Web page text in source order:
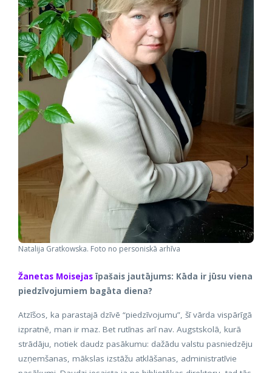
Natalija Gratkowska. Foto no personiskā arhīva
Žanetas Moisejas īpašais jautājums: Kāda ir jūsu viena
piedzīvojumiem bagāta diena?
Atzīšos, ka parastajā dzīvē “piedzīvojumu”, šī vārda vispārīgā
izpratnē, man ir maz. Bet rutīnas arī nav. Augstskolā, kurā
strādāju, notiek daudz pasākumu: dažādu valstu pasniedzēju
uzņemšanas, mākslas izstāžu atklāšanas, administratīvie